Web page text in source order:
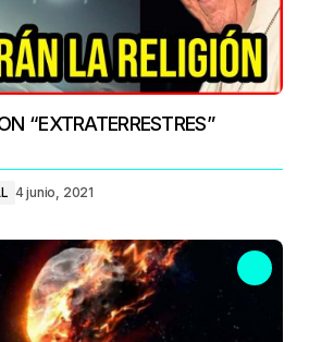
“EXTRATERRESTRES”
4 junio, 2021